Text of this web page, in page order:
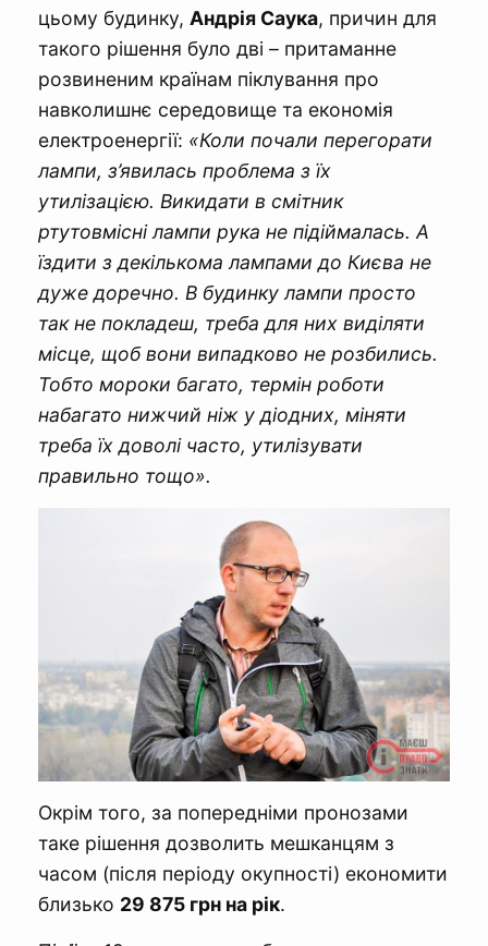
цьому будинку, Андрія Саука, причин для
такого рішення було дві – притаманне
розвиненим країнам піклування про
навколишнє середовище та економія
електроенергії: «Коли почали перегорати
лампи, з’явилась проблема з їх
утилізацією. Викидати в смітник
ртутовмісні лампи рука не підіймалась. А
їздити з декількома лампами до Києва не
дуже доречно. В будинку лампи просто
так не покладеш, треба для них виділяти
місце, щоб вони випадково не розбились.
Тобто мороки багато, термін роботи
набагато нижчий ніж у діодних, міняти
треба їх доволі часто, утилізувати
правильно тощо».
Окрім того, за попередніми пронозами
таке рішення дозволить мешканцям з
часом (після періоду окупності) економити
близько 29 875 грн на рік.